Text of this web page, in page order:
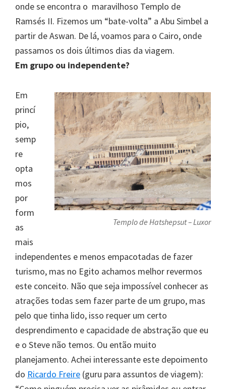
onde se encontra o maravilhoso Templo de
Ramsés II. Fizemos um “bate-volta” a Abu Simbel a
partir de Aswan. De lá, voamos para o Cairo, onde
passamos os dois últimos dias da viagem.
Em grupo ou independente?
Templo de Hatshepsut – Luxor
Em
princí
pio,
semp
re
opta
mos
por
form
as
mais
independentes e menos empacotadas de fazer
turismo, mas no Egito achamos melhor revermos
este conceito. Não que seja impossível conhecer as
atrações todas sem fazer parte de um grupo, mas
pelo que tinha lido, isso requer um certo
desprendimento e capacidade de abstração que eu
e o Steve não temos. Ou então muito
planejamento. Achei interessante este depoimento
do Ricardo Freire (guru para assuntos de viagem):